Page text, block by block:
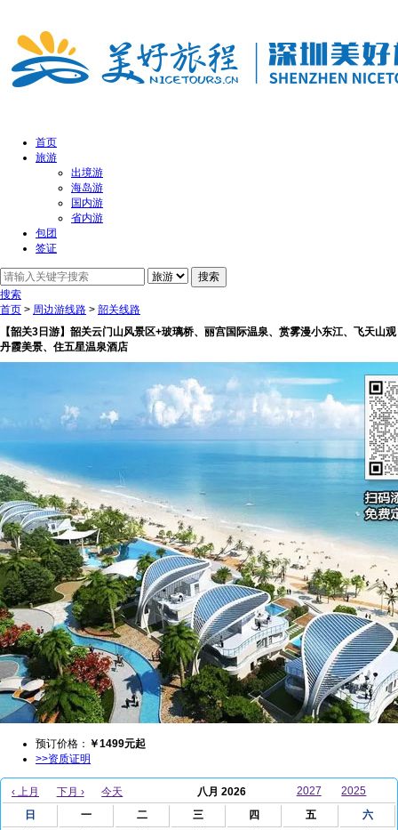
首页
旅游
出境游
海岛游
国内游
省内游
包团
签证
搜索
首页 > 周边游线路 > 韶关线路
【韶关3日游】韶关云门山风景区+玻璃桥、丽宫国际温泉、赏雾漫小东江、飞天山观
丹霞美景、住五星温泉酒店
预订价格： ￥1499元起
>>资质证明
‹ 上月 下月 › 今天 八月 2026 2027
2025
日
一 二 三 四 五
六